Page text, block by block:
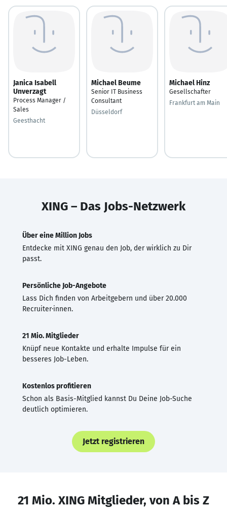
Janica Isabell
Unverzagt
Process Manager /
Sales
Geesthacht
Michael Beume
Senior IT Business
Consultant
Düsseldorf
Michael Hinz
Gesellschafter
Frankfurt am Main
XING – Das Jobs-Netzwerk
Über eine Million Jobs
Entdecke mit XING genau den Job, der wirklich zu Dir
passt.
Persönliche Job-Angebote
Lass Dich finden von Arbeitgebern und über 20.000
Recruiter·innen.
21 Mio. Mitglieder
Knüpf neue Kontakte und erhalte Impulse für ein
besseres Job-Leben.
Kostenlos profitieren
Schon als Basis-Mitglied kannst Du Deine Job-Suche
deutlich optimieren.
Jetzt registrieren
21 Mio. XING Mitglieder, von A bis Z